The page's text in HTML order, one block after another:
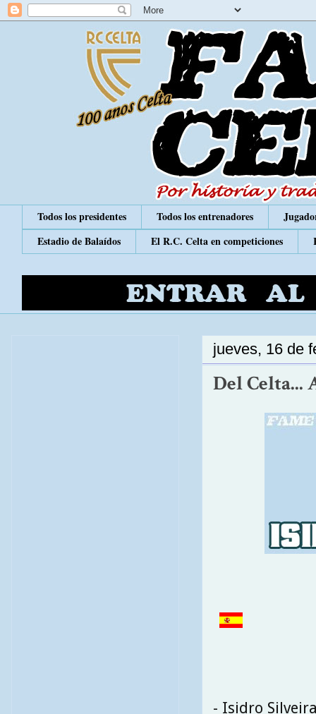
Todos los presidentes Todos los entrenadores
Estadio de Balaídos
El R.C. Celta en competiciones
jueves, 16 de
Del Celta...
- Isidro